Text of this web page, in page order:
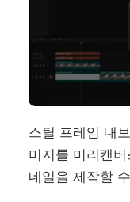
스틸 프레임 내
미지를 미리캔
네일을 제작할